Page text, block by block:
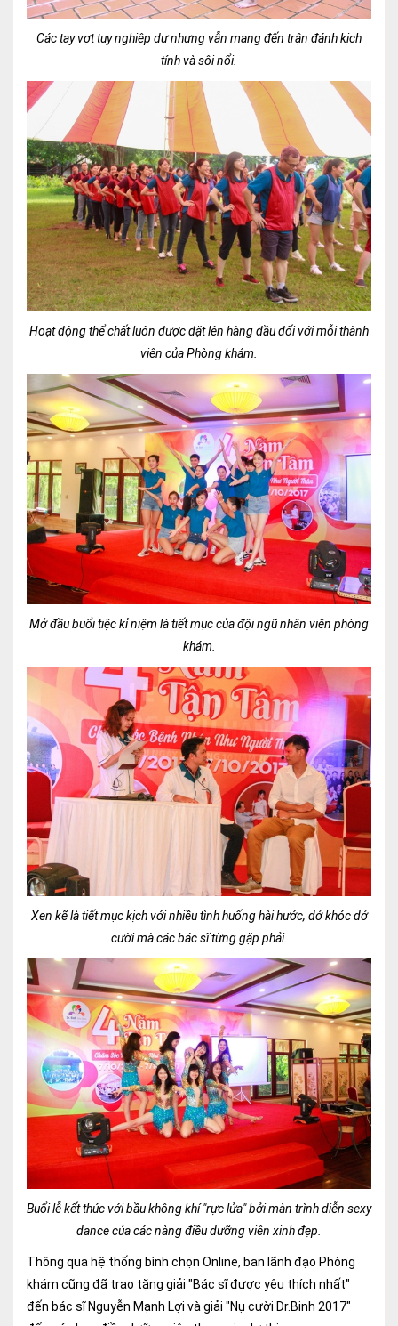
Các tay vợt tuy nghiệp dư nhưng vẫn mang đến trận đánh kịch
tính và sôi nổi.
Hoạt động thể chất luôn được đặt lên hàng đầu đối với mỗi thành
viên của Phòng khám.
Mở đầu buổi tiệc kỉ niệm là tiết mục của đội ngũ nhân viên phòng
khám.
Xen kẽ là tiết mục kịch với nhiều tình huống hài hước, dở khóc dở
cười mà các bác sĩ từng gặp phải.
Buổi lễ kết thúc với bầu không khí "rực lửa" bởi màn trình diễn sexy
dance của các nàng điều dưỡng viên xinh đẹp.
Thông qua hệ thống bình chọn Online, ban lãnh đạo Phòng
khám cũng đã trao tặng giải "Bác sĩ được yêu thích nhất"
đến bác sĩ Nguyễn Mạnh Lợi và giải "Nụ cười Dr.Binh 2017"